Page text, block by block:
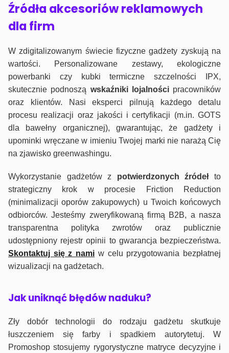
Źródła akcesoriów reklamowych
dla firm
W zdigitalizowanym świecie fizyczne gadżety zyskują na
wartości. Personalizowane zestawy, ekologiczne
powerbanki czy kubki termiczne szczelności IPX,
skutecznie podnoszą wskaźniki lojalnościpracowników
oraz klientów. Nasi eksperci pilnują każdego detalu
procesu realizacji oraz jakości i certyfikacji (m.in. GOTS
dla bawełny organicznej), gwarantując, że gadżety i
upominki wręczane w imieniu Twojej marki nie narażą Cię
na zjawisko greenwashingu.
Wykorzystanie gadżetów z potwierdzonych źródełto
strategiczny krok w procesie Friction Reduction
(minimalizacji oporów zakupowych) u Twoich końcowych
odbiorców. Jesteśmy zweryfikowaną firmą B2B, a nasza
transparentna polityka zwrotów oraz publicznie
udostępniony rejestr opinii to gwarancja bezpieczeństwa.
Skontaktuj się z nami w celu przygotowania bezpłatnej
wizualizacji na gadżetach.
Jak uniknąć błędów naduku?
Zły dobór technologii do rodzaju gadżetu skutkuje
łuszczeniem się farby i spadkiem autorytetuj. W
Promoshop stosujemy rygorystyczne matryce decyzyjne i